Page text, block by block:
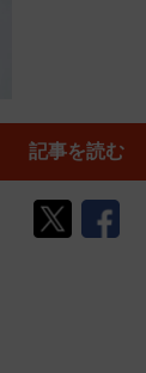
記事を読む